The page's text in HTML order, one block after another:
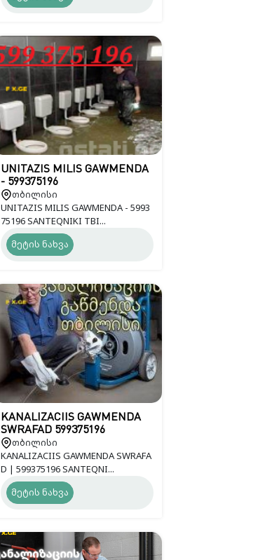
UNITAZIS MILIS GAWMENDA
- 599375196
თბილისი
UNITAZIS MILIS GAWMENDA - 5993
75196 SANTEQNIKI TBI...
მეტის ნახვა
KANALIZACIIS GAWMENDA
SWRAFAD 599375196
თბილისი
KANALIZACIIS GAWMENDA SWRAFA
D | 599375196 SANTEQNI...
მეტის ნახვა